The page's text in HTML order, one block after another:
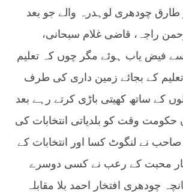
چودھری لوہدرہ والے جو بعد
راجہ، قاضی غلام سبحانی،
فیض یاب ہوئے مگر چوں کہ تعلیم
کے بجائے زمین داری کی طرف
کے ساتھ کھیتی باڑی کرتے رہے بعد
وقت کو بلدیاتی انتخابات کی
نے لنگوٹ کسا اور انتخابات کے
پیار محبت کے رعب نے کسی دوسرے
چودھری افتخار احمد بلا مقابلہ